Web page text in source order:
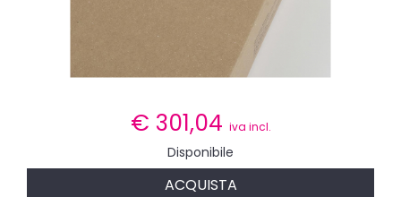
€ 301,04 iva incl.
Disponibile
ACQUISTA